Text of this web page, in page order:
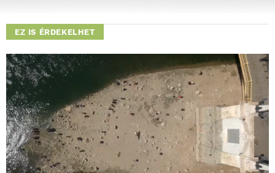
EZ IS ÉRDEKELHET